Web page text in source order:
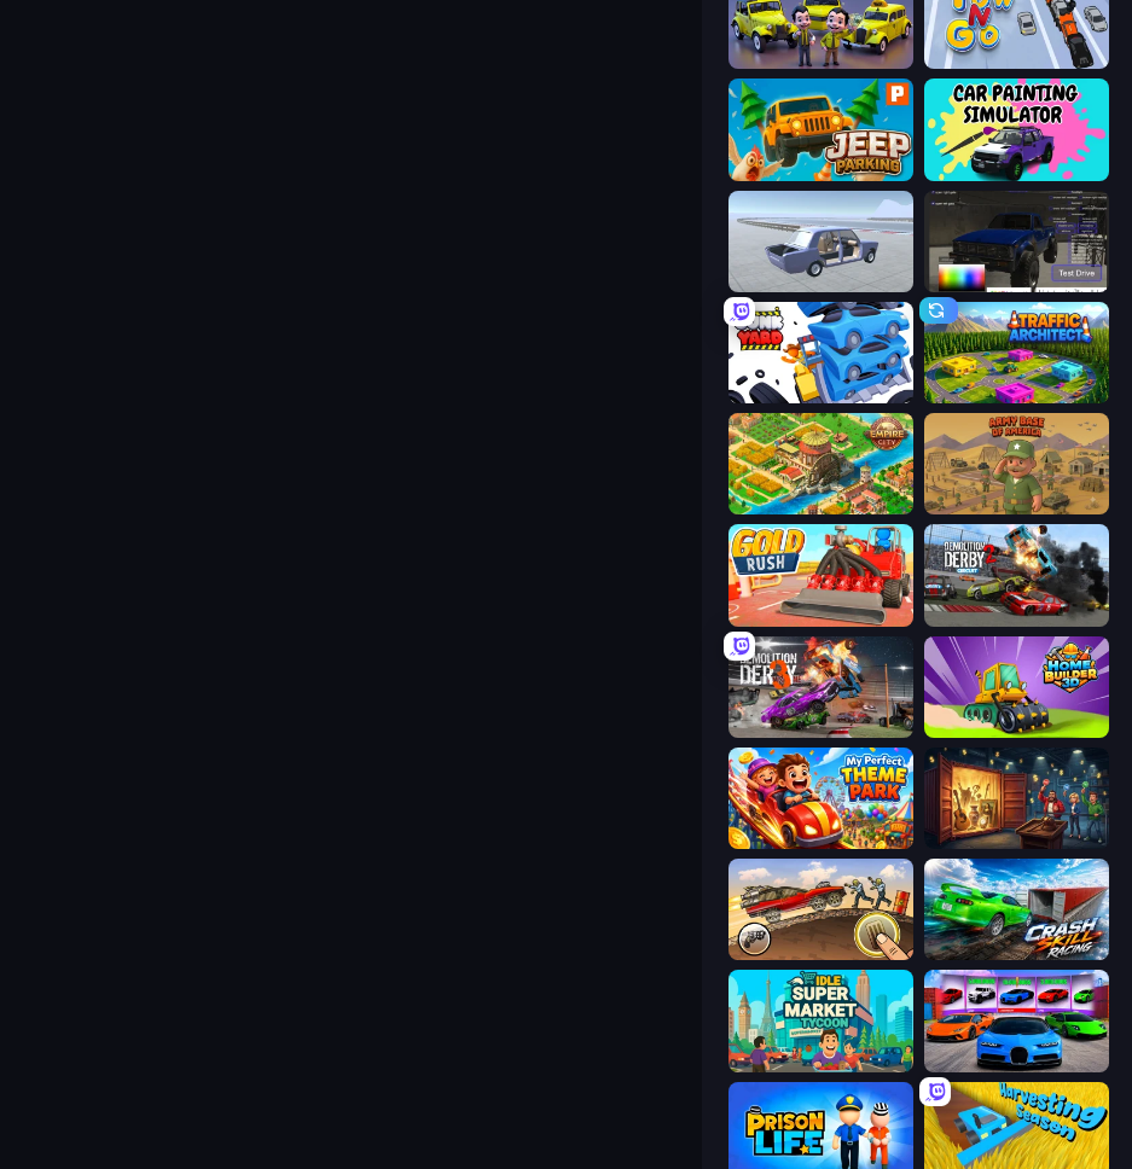
Taxi Tycoon: Idle Business Tow N Go
Jeep Parking 3D Car Painting Simulator
Car Tuning Simulator Car Inspector: Truck
Junkyard Sim Traffic Architect
Empire City Army Base Of America
Gold Rush Demolition Derby 2
Demolition Derby 3 Home Builder 3D
My Perfect Theme Park Container Auction
Earn to Die: Zombie Ride Crash Skill Racing
Idle Supermarket Tycoon Case Simulator: Cars